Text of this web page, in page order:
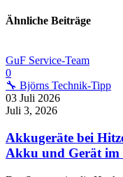
Ähnliche Beiträge
GuF Service-Team
0
🔧 Björns Technik-Tipp
03 Juli 2026
Juli 3, 2026
Akkugeräte bei
Akku und Gerät im